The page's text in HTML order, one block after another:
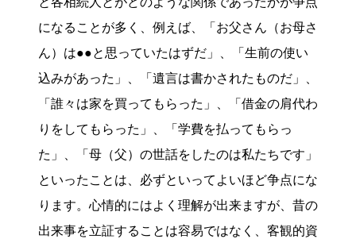
になることが多く、例えば、「お父さん（お母さ
ん）は●●と思っていたはずだ」、「生前の使い
込みがあった」、「遺言は書かされたものだ」、
「誰々は家を買ってもらった」、「借金の肩代わ
りをしてもらった」、「学費を払ってもらっ
た」、「母（父）の世話をしたのは私たちです」
といったことは、必ずといってよいほど争点にな
ります。心情的にはよく理解が出来ますが、昔の
出来事を立証することは容易ではなく、客観的資